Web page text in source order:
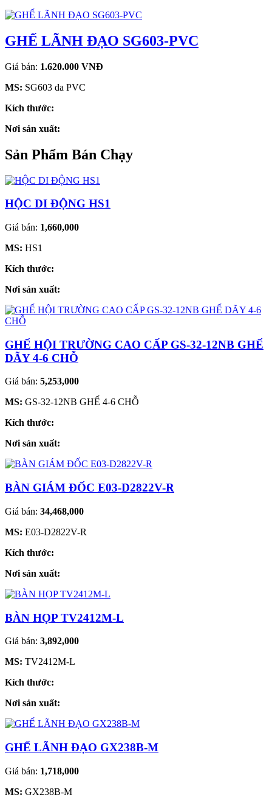
GHẾ LÃNH ĐẠO SG603-PVC
Giá bán: 1.620.000 VNĐ
MS: SG603 da PVC
Kích thước:
Nơi sản xuất:
Sản Phẩm Bán Chạy
HỘC DI ĐỘNG HS1
Giá bán: 1,660,000
MS: HS1
Kích thước:
Nơi sản xuất:
GHẾ HỘI TRƯỜNG CAO CẤP GS-32-12NB GHẾ
DÃY 4-6 CHỖ
Giá bán: 5,253,000
MS: GS-32-12NB GHẾ 4-6 CHỖ
Kích thước:
Nơi sản xuất:
BÀN GIÁM ĐỐC E03-D2822V-R
Giá bán: 34,468,000
MS: E03-D2822V-R
Kích thước:
Nơi sản xuất:
BÀN HỌP TV2412M-L
Giá bán: 3,892,000
MS: TV2412M-L
Kích thước:
Nơi sản xuất:
GHẾ LÃNH ĐẠO GX238B-M
Giá bán: 1,718,000
MS: GX238B-M